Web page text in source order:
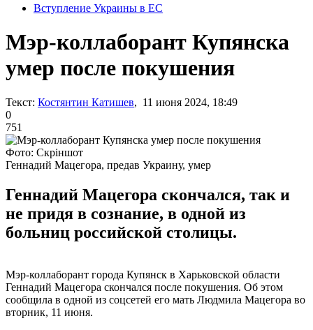
Вступление Украины в ЕС
Мэр-коллаборант Купянска
умер после покушения
Текст: Костянтин Катишев, 11 июня 2024, 18:49
0
751
Фото: Скріншот
Геннадий Мацегора, предав Украину, умер
Геннадий Мацегора скончался, так и
не придя в сознание, в одной из
больниц российской столицы.
Мэр-коллаборант города Купянск в Харьковской области
Геннадий Мацегора скончался после покушения. Об этом
сообщила в одной из соцсетей его мать Людмила Мацегора во
вторник, 11 июня.